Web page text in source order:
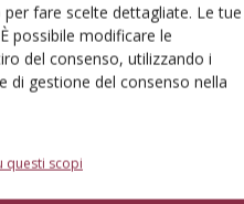
fare scelte dettagliate. Le tue
possibile modificare le
del consenso, utilizzando i
di gestione del consenso nella
questi scopi